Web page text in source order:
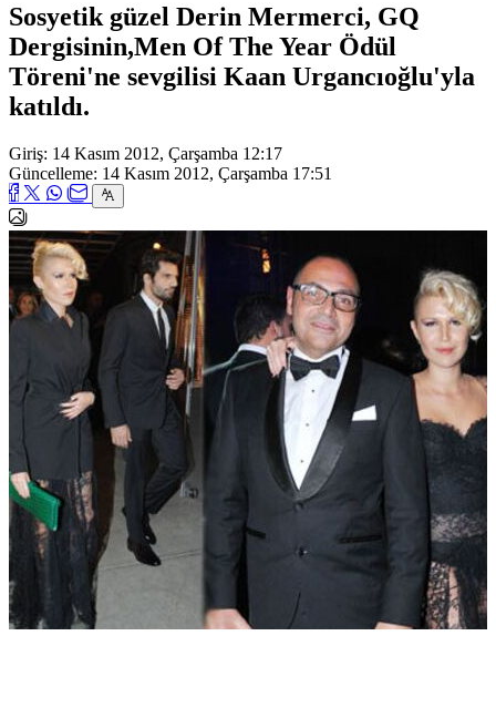
Sosyetik güzel Derin Mermerci, GQ
Dergisinin,Men Of The Year Ödül
Töreni'ne sevgilisi Kaan Urgancıoğlu'yla
katıldı.
Giriş: 14 Kasım 2012, Çarşamba 12:17
Güncelleme: 14 Kasım 2012, Çarşamba 17:51